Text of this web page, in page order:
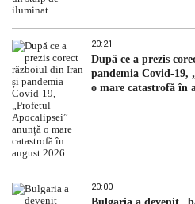
20:21
După ce a prezis
pandemia Covid-19,
o mare catastrofă în
20:00